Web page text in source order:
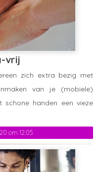
vrij
om 12:05
zich extra bezig met
van je (mobiele)
handen een vieze